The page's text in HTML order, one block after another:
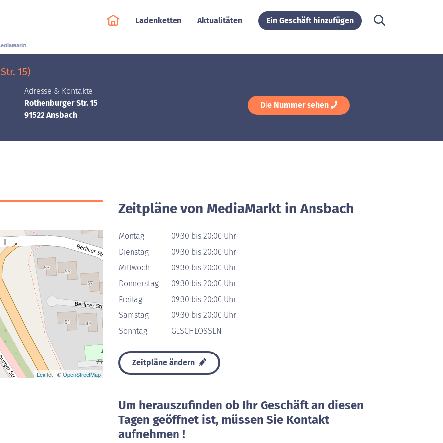
Ladenketten Aktualitäten Ein Geschäft hinzufügen
15)
Adresse & Kontakte
Rothenburger Str. 15
91522 Ansbach
Die Nummer sehen
Leaflet | ©OpenStreetMap
Zeitpläne von MediaMarkt in Ansbach
Montag
09:30 bis 20:00 Uhr
Dienstag
09:30 bis 20:00 Uhr
Mittwoch
09:30 bis 20:00 Uhr
Donnerstag
09:30 bis 20:00 Uhr
Freitag
09:30 bis 20:00 Uhr
Samstag
09:30 bis 20:00 Uhr
Sonntag
GESCHLOSSEN
Zeitpläne ändern
Um herauszufinden ob Ihr Geschäft an diesen
Tagen geöffnet ist, müssen Sie Kontakt
aufnehmen !